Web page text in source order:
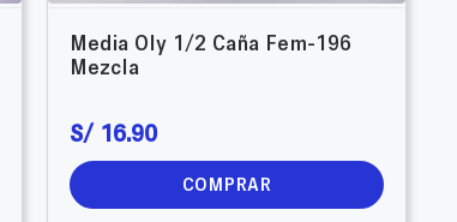
Media Oly 1/2 Caña Fem-196
Mezcla
S/ 16.90
COMPRAR